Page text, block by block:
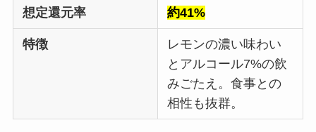
想定還元率 約41%
特徴
レモンの濃い味わい
とアルコール7%の飲
みごたえ。食事との
相性も抜群。